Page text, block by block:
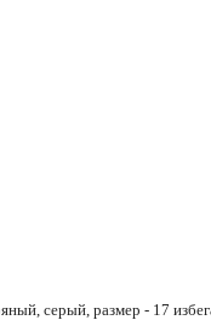
серый, размер - 17